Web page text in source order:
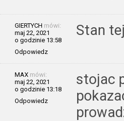
GIERTYCH mówi:
maj 22, 2021
o godzinie 13:58
Odpowiedz
Stan
MAX mówi:
maj 22, 2021
o godzinie 13:18
Odpowiedz
stojac